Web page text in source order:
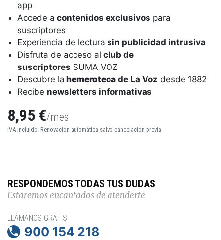
app
Accede a contenidos exclusivos para
suscriptores
Experiencia de lectura sin publicidad intrusiva
Disfruta de acceso al club de
suscriptores SUMA VOZ
Descubre la hemeroteca de La Voz desde 1882
Recibe newsletters informativas
8,95 €/mes
IVA incluido. Renovación automática salvo cancelación previa
RESPONDEMOS TODAS TUS DUDAS
Estaremos encantados de atenderte
LLÁMANOS GRATIS
 900 154 218